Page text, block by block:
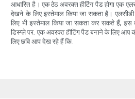
आधारित है। एक ठेठ अवरक्त हीटिंग पैड होगा एक
देखने के लिए इस्तेमाल किया जा सकता है।
लिए भी इस्तेमाल किया जा सकता कर सकते हैं, इस
डिस्प्ले पर. एक अवरक्त हीटिंग पैड बनाने के लिए आप
लिए छवि आप देख रहे हैं कि.